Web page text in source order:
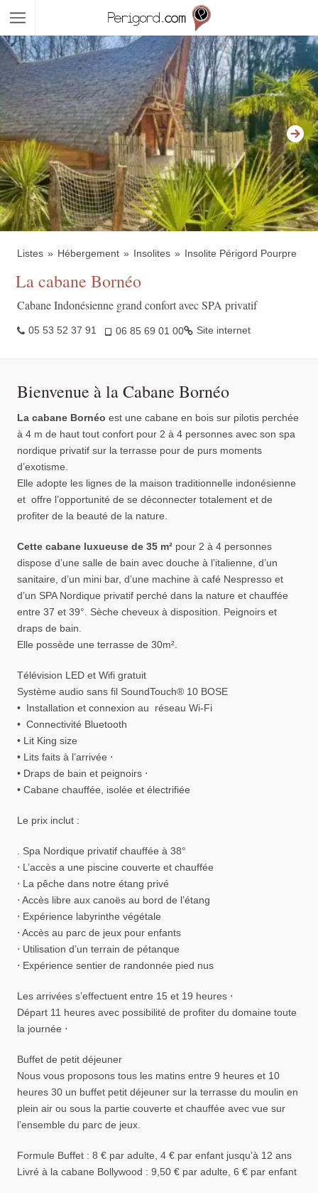
Listes Hébergement Insolites Insolite Périgord Pourpre
La cabane Bornéo
Cabane Indonésienne grand confort avec SPA privatif
05 53 52 37 91 06 85 69 01 00 Site internet
Bienvenue à la Cabane Bornéo
La cabane Bornéo est une cabane en bois sur pilotis perchée
à 4 m de haut tout confort pour 2 à 4 personnes avec son spa
nordique privatif sur la terrasse pour de purs moments
d’exotisme.
Elle adopte les lignes de la maison traditionnelle indonésienne
et offre l’opportunité de se déconnecter totalement et de
profiter de la beauté de la nature.
Cette cabane luxueuse de 35 m² pour 2 à 4 personnes
dispose d’une salle de bain avec douche à l’italienne, d’un
sanitaire, d’un mini bar, d’une machine à café Nespresso et
d’un SPA Nordique privatif perché dans la nature et chauffée
entre 37 et 39°. Sèche cheveux à disposition. Peignoirs et
draps de bain.
Elle possède une terrasse de 30m².
Télévision LED et Wifi gratuit
Système audio sans fil SoundTouch® 10 BOSE
• Installation et connexion au réseau Wi-Fi
• Connectivité Bluetooth
• Lit King size
• Lits faits à l’arrivée ⋅
• Draps de bain et peignoirs ⋅
• Cabane chauffée, isolée et électrifiée
Le prix inclut :
. Spa Nordique privatif chauffée à 38°
⋅ L’accès a une piscine couverte et chauffée
⋅ La pêche dans notre étang privé
⋅ Accès libre aux canoës au bord de l’étang
⋅ Expérience labyrinthe végétale
⋅ Accès au parc de jeux pour enfants
⋅ Utilisation d’un terrain de pétanque
⋅ Expérience sentier de randonnée pied nus
Les arrivées s’effectuent entre 15 et 19 heures ⋅
Départ 11 heures avec possibilité de profiter du domaine toute
la journée ⋅
Buffet de petit déjeuner
Nous vous proposons tous les matins entre 9 heures et 10
heures 30 un buffet petit déjeuner sur la terrasse du moulin en
plein air ou sous la partie couverte et chauffée avec vue sur
l’ensemble du parc de jeux.
Formule Buffet : 8 € par adulte, 4 € par enfant jusqu’à 12 ans
Livré à la cabane Bollywood : 9,50 € par adulte, 6 € par enfant